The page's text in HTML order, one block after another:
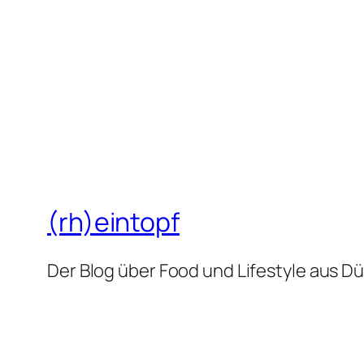
(rh)eintopf
Der Blog über Food und Lifestyle aus